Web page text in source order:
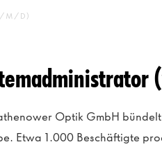
M/D)
Optik GmbH
Etwa 1.000 Beschäftigte